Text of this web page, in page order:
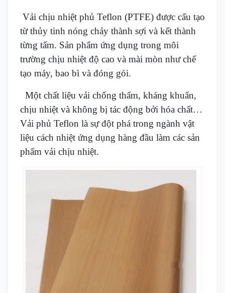
Vải chịu nhiệt phủ Teflon (PTFE) được cấu tạo
từ thủy tinh nóng chảy thành sợi và kết thành
từng tấm. Sản phẩm ứng dụng trong môi
trường chịu nhiệt độ cao và mài mòn như chế
tạo máy, bao bì và đóng gói.
Một chất liệu vải chống thấm, kháng khuẩn,
chịu nhiệt và không bị tác động bởi hóa chất…
Vải phủ Teflon là sự đột phá trong ngành vật
liệu cách nhiệt ứng dụng hàng đầu làm các sản
phẩm vải chịu nhiệt.